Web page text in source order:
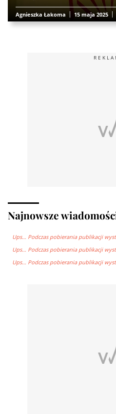
Agnieszka Łakoma 15 maja 2025
Najnowsze
Ups… Podczas pobierania publikacji
Ups… Podczas pobierania publikacji
Ups… Podczas pobierania publikacji